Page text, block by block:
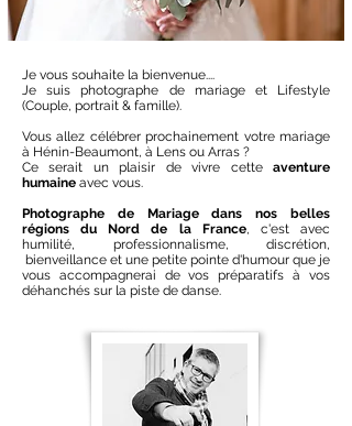
Je vous souhaite la bienvenue....
Je suis photographe de mariageet Lifestyle
(Couple, portrait & famille).
Vous allez célébrer prochainement votre mariage
à Hénin-Beaumont, à Lens ou Arras ?
Ce serait un plaisir de vivre cette aventure
humaine avec vous.
Photographe de Mariage dans nos belles
régions du Nord de la France, c'est avec
humilité, professionnalisme, discrétion,
bienveillance et une petite pointe d'humour que je
vous accompagnerai de vos préparatifs à vos
déhanchés sur la piste de danse.